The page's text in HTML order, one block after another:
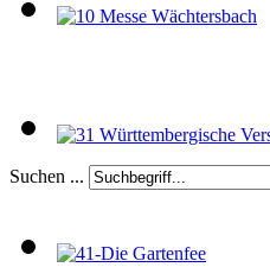
Suchen ...